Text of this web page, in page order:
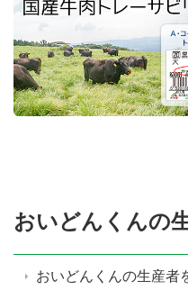
おいどんくんの
おいどんくんの生産者